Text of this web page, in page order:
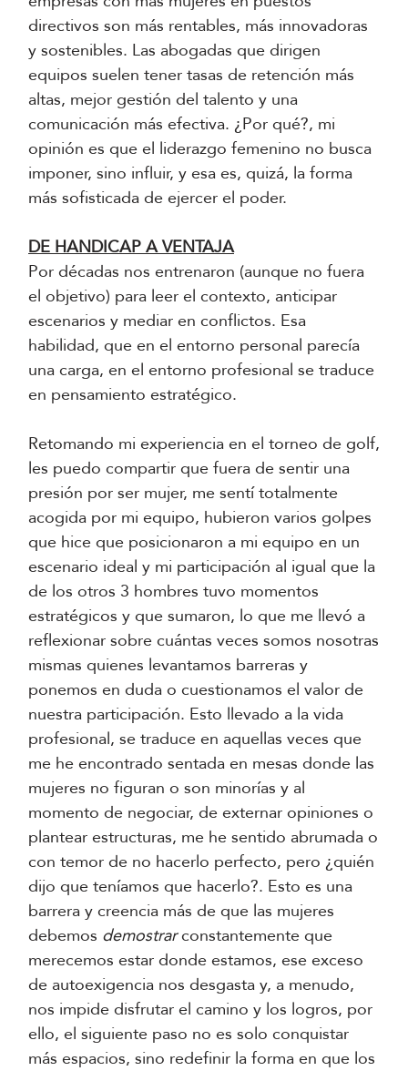
directivos son más rentables, más innovadoras
y sostenibles. Las abogadas que dirigen
equipos suelen tener tasas de retención más
altas, mejor gestión del talento y una
comunicación más efectiva. ¿Por qué?, mi
opinión es que el liderazgo femenino no busca
imponer, sino influir, y esa es, quizá, la forma
más sofisticada de ejercer el poder.
DE HANDICAP A VENTAJA
Por décadas nos entrenaron (aunque no fuera
el objetivo) para leer el contexto, anticipar
escenarios y mediar en conflictos. Esa
habilidad, que en el entorno personal parecía
una carga, en el entorno profesional se traduce
en pensamiento estratégico.
Retomando mi experiencia en el torneo de golf,
les puedo compartir que fuera de sentir una
presión por ser mujer, me sentí totalmente
acogida por mi equipo, hubieron varios golpes
que hice que posicionaron a mi equipo en un
escenario ideal y mi participación al igual que la
de los otros 3 hombres tuvo momentos
estratégicos y que sumaron, lo que me llevó a
reflexionar sobre cuántas veces somos nosotras
mismas quienes levantamos barreras y
ponemos en duda o cuestionamos el valor de
nuestra participación. Esto llevado a la vida
profesional, se traduce en aquellas veces que
me he encontrado sentada en mesas donde las
mujeres no figuran o son minorías y al
momento de negociar, de externar opiniones o
plantear estructuras, me he sentido abrumada o
con temor de no hacerlo perfecto, pero ¿quién
dijo que teníamos que hacerlo?. Esto es una
barrera y creencia más de que las mujeres
debemos demostrarconstantemente que
merecemos estar donde estamos, ese exceso
de autoexigencia nos desgasta y, a menudo,
nos impide disfrutar el camino y los logros, por
ello, el siguiente paso no es solo conquistar
más espacios, sino redefinir la forma en que los